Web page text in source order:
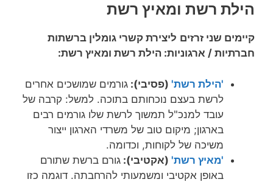
הילת רשת ומאיץ רשת
קיימים שני זרזים ליצירת קשרי גומלין ברשתות
חברתיות / ארגוניות: הילת רשת ומאיץ רשת:
'הילת רשת' (פסיבי): גורמים שמושכים אחרים
לרשת בעצם נוכחותם בתוכה. למשל: קרבה של
עובד למנכ"ל תמשוך לרשת שלו גורמים רבים
בארגון; מיקום טוב של משרדי הארגון ייצור
משיכה של לקוחות, וכדומה.
'מאיץ רשת' (אקטיבי): גורם ברשת שתורם
באופן אקטיבי ומשמעותי להרחבתה. דוגמה כזו